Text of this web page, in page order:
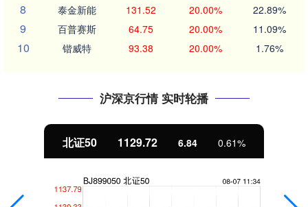
8 泰金新能 131.52 20.00% 22.89%
9 百普赛斯 64.75 20.00% 11.09%
10 锴威特 93.38 20.00% 1.76%
沪深京行情 实时轮播
1129.72 6.84 0.61%